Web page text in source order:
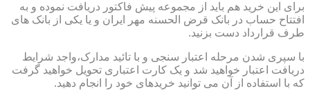
برای این خرید هم باید از مجموعه پیش فاکتور دریافت نموده و به
افتتاح حساب در بانک قرض الحسنه مهر ایران و یا یکی از بانک های
طرف قرارداد دست بزنید.
با سپری شدن مرحله اعتبار سنجی و با تائید مدارک،واجد شرایط
دریافت اعتبار خواهید شد و یک کارت اعتباری تحویل خواهید گرفت
که با استفاده از آن می توانید خریدهای خود را انجام دهید.